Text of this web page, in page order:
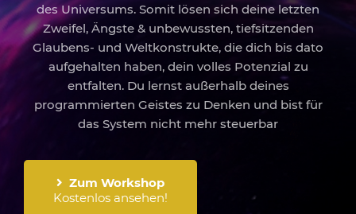
des Universums. Somit lösen sich deine letzten
Zweifel, Ängste & unbewussten, tiefsitzenden
Glaubens- und Weltkonstrukte, die dich bis dato
aufgehalten haben, dein volles Potenzial zu
entfalten. Du lernst außerhalb deines
programmierten Geistes zu Denken und bist für
das System nicht mehr steuerbar
Zum Workshop
Kostenlos ansehen!